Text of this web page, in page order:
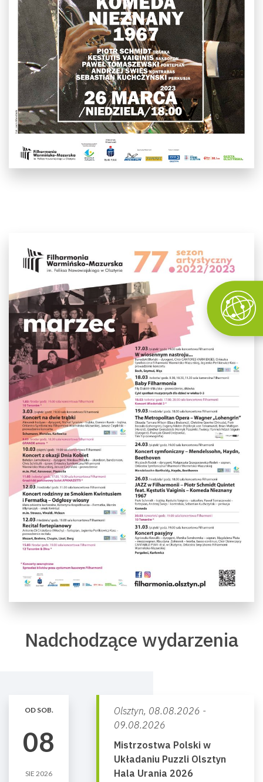
Nadchodzące wydarzenia
OD SOB.
08
SIE 2026
Olsztyn, 08.08.2026 -
09.08.2026
Mistrzostwa Polski w
Układaniu Puzzli Olsztyn
Hala Urania 2026